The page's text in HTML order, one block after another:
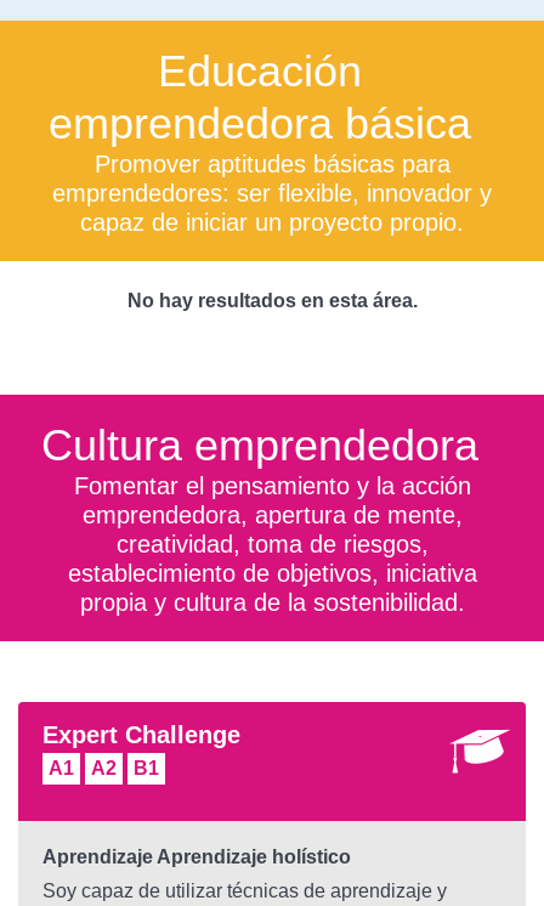
Educación
emprendedora básica
Promover aptitudes básicas para
emprendedores: ser flexible, innovador y
capaz de iniciar un proyecto propio.
No hay resultados en esta área.
Cultura emprendedora
Fomentar el pensamiento y la acción
emprendedora, apertura de mente,
creatividad, toma de riesgos,
establecimiento de objetivos, iniciativa
propia y cultura de la sostenibilidad.
Expert Challenge
A1 A2 B1
Aprendizaje Aprendizaje holístico
Soy capaz de utilizar técnicas de aprendizaje y